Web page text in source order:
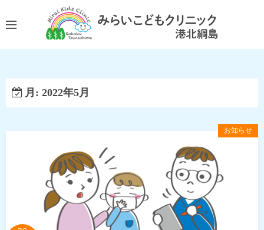
ン
ッ
月: 2022年5月
お知らせ